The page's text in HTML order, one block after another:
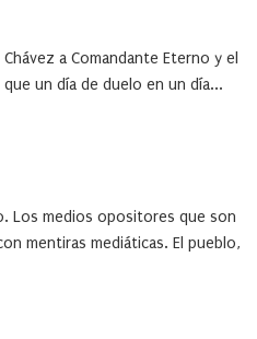
a Comandante Eterno y el
un día de duelo en un día...
Los medios opositores que son
mentiras mediáticas. El pueblo,